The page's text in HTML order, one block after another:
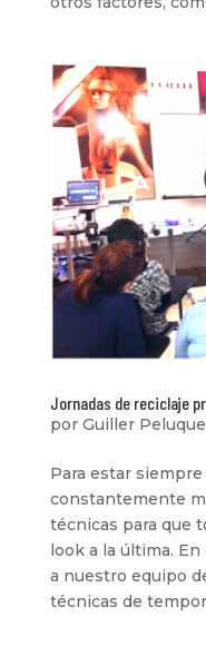
Jornadas de reciclaje
por Guiller
Para estar
constantemente
técnicas para que
look a la última.
a nuestro equipo
técnicas de